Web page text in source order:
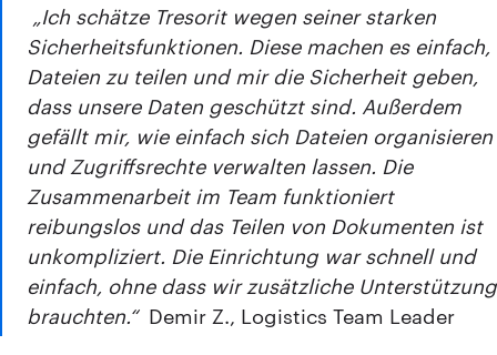
„Ich schätze Tresorit wegen seiner starken
Sicherheitsfunktionen. Diese machen es einfach,
Dateien zu teilen und mir die Sicherheit geben,
dass unsere Daten geschützt sind. Außerdem
gefällt mir, wie einfach sich Dateien organisieren
und Zugriffsrechte verwalten lassen. Die
Zusammenarbeit im Team funktioniert
reibungslos und das Teilen von Dokumenten ist
unkompliziert. Die Einrichtung war schnell und
einfach, ohne dass wir zusätzliche Unterstützung
brauchten.“ Demir Z., Logistics Team Leader